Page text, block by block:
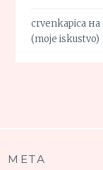
crvenkapica на
(moje iskustvo)
МЕТА